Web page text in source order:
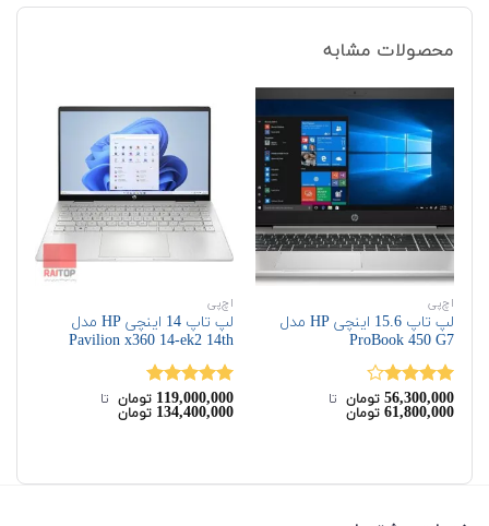
محصولات مشابه
اچ‌پی
لپ تاپ 15.6 اینچی HP مدل
ProBook 450 G7
نمره
4.00از 5
56,300,000 تومان‌ تا ‌
61,800,000 تومان
اچ‌پی
لپ تاپ 14 اینچی HP مدل
Pavilion x360 14-ek2 14th
نمره5.00
از 5
119,000,000 تومان‌ تا ‌
134,400,000 تومان